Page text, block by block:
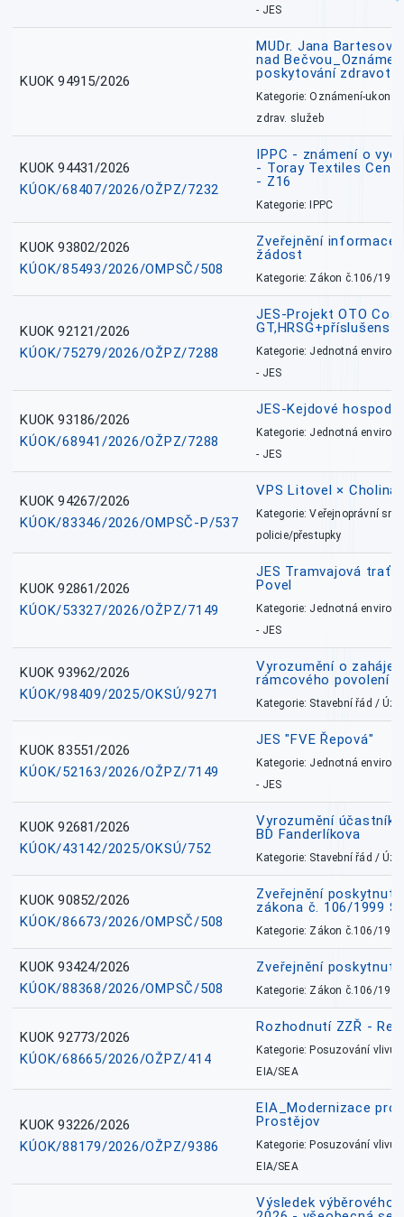
- JES
KUOK 94915/2026
MUDr. Jana
nad
poskytování
Kategorie: Oznámení-
zdrav. služeb
KUOK 94431/2026
KÚOK/68407/2026/OŽPZ/7232
IPPC - známení o
- Toray Textiles
- Z16
Kategorie: IPPC
KUOK 93802/2026
KÚOK/85493/2026/OMPSČ/508
Zveřejnění informace
žádost
Kategorie: Zákon č.106/1999
KUOK 92121/2026
KÚOK/75279/2026/OŽPZ/7288
JES-Projekt OTO
Kategorie: Jednotná
- JES
KUOK 93186/2026
KÚOK/68941/2026/OŽPZ/7288
JES-Kejdové
Kategorie: Jednotná
- JES
KUOK 94267/2026
KÚOK/83346/2026/OMPSČ-P/537
VPS Litovel ×
Kategorie: Veřejnoprávní
policie/přestupky
KUOK 92861/2026
KÚOK/53327/2026/OŽPZ/7149
JES Tramvajová trať
Povel
Kategorie: Jednotná
- JES
KUOK 93962/2026
KÚOK/98409/2025/OKSÚ/9271
Vyrozumění o
rámcového povolení
Kategorie: Stavební řád /
KUOK 83551/2026
KÚOK/52163/2026/OŽPZ/7149
JES "FVE Řepová"
Kategorie: Jednotná
- JES
KUOK 92681/2026
KÚOK/43142/2025/OKSÚ/752
Vyrozumění
BD Fanderlíkova
Kategorie: Stavební řád /
KUOK 90852/2026
KÚOK/86673/2026/OMPSČ/508
Zveřejnění
zákona č. 106/1999
Kategorie: Zákon č.106/1999
KUOK 93424/2026
KÚOK/88368/2026/OMPSČ/508
Zveřejnění
Kategorie: Zákon č.106/1999
KUOK 92773/2026
KÚOK/68665/2026/OŽPZ/414
Rozhodnutí ZZŘ -
Kategorie: Posuzování vlivů
EIA/SEA
KUOK 93226/2026
KÚOK/88179/2026/OŽPZ/9386
EIA_Modernizace
Prostějov
Kategorie: Posuzování vlivů
EIA/SEA
Výsledek výběrového